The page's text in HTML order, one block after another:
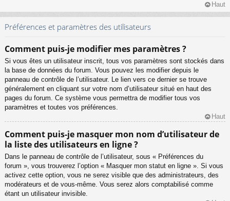
Haut
Préférences et paramètres des utilisateurs
Comment puis-je modifier mes paramètres ?
Si vous êtes un utilisateur inscrit, tous vos paramètres sont stockés dans
la base de données du forum. Vous pouvez les modifier depuis le
panneau de contrôle de l’utilisateur. Le lien vers ce dernier se trouve
généralement en cliquant sur votre nom d’utilisateur situé en haut des
pages du forum. Ce système vous permettra de modifier tous vos
paramètres et toutes vos préférences.
Haut
Comment puis-je masquer mon nom d’utilisateur de
la liste des utilisateurs en ligne ?
Dans le panneau de contrôle de l’utilisateur, sous « Préférences du
forum », vous trouverez l’option « Masquer mon statut en ligne ». Si vous
activez cette option, vous ne serez visible que des administrateurs, des
modérateurs et de vous-même. Vous serez alors comptabilisé comme
étant un utilisateur invisible.